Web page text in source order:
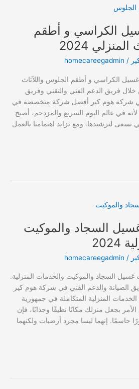
الكراسي و أطقم
2024
/
homecareegadmin
الكراسي و أطقم الجلوس واللآثاث
يأتيكم من خلال فريق الدعم الفني والتقني وفريق
في شركة هوم كير أفضل شركة متخصصة في
في عالم اليوم السريع والمزدحم، أصبح
نسعى لترشيدها. ومع تزايد اهتمامنا بالعمل
السجاد والموكيت
/
homecareegadmin
السجاد والموكيت والخدمات المنزلية.
الصيانة والدعم الفني في شركة هوم كير
المنزلية المتكاملة في جمهورية
بجعل منزلك مكانًا نظيفًا وجذابًا، فإن
حاسمًا. إنهما ليسا مجرد أرضيات ولكنهما